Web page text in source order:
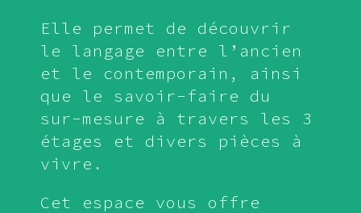
Elle permet de découvrir
le langage entre l’ancien
et le contemporain, ainsi
que le savoir-faire du
sur-mesure à travers les 3
étages et divers pièces à
vivre.
Cet espace vous offre